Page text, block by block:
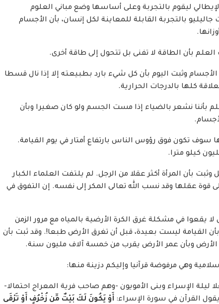
ليقوم بالتجربة وعلى أساسها وضع مباني العلوم
بالتجربة القابلة للمعاينة لكل إنسان، بأن الأجسام
وثبت اليوم بأن كل شيء بارد بطبيعته إلا إذا نال قسطا
كلها بالدرجات الحرارية.
بأننا نشعر بالضياء إذا مست الجسم ولو كان صغيرا وبأن
تكون فوق رؤوس الناس بارتفاع أمتار في يوم القيامة.
بأن المرأة أكثر عقلا من الرجل. لم يلتفت العلماء الكبار
قوة عقلها وقد نسب الله تعالى المكر إلى نفسه. إن التفوق في
لا يقعوا في مشكلة غرق الكرة الأرضية بالمياه مع مرور الزمن
القيامة ليست بعيدة، قبل أن تغرق الأرض طبعا!. وقد ثبت بأن
الأرض وبأن عمر الأرض يقرب من خمسة آلاف مليون سنة.
وهي مرفوضة قرآنيا وإليكم دزينة منها:
ليلة الإسراء وبنى الأمويون -وهم صاحب فرية المعراج احتمالا-
القرآن في سورة الإسراء: أَوْ يَكُونَ لَكَ بَيْتٌ مِّن زُخْرُفٍ أَوْ تَرْقَى